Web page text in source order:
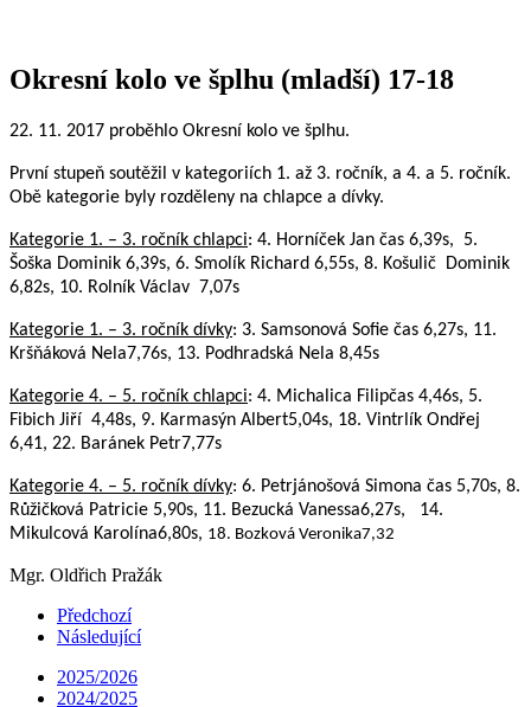
Okresní kolo ve šplhu (mladší) 17-18
22. 11. 2017 proběhlo Okresní kolo ve šplhu.
První stupeň soutěžil v kategoriích 1. až 3. ročník, a 4. a 5. ročník.
Obě kategorie byly rozděleny na chlapce a dívky.
Kategorie 1. – 3. ročník chlapci: 4. Horníček Jan čas 6,39s, 5.
Šoška Dominik 6,39s, 6. Smolík Richard 6,55s, 8. Košulič Dominik
6,82s, 10. Rolník Václav 7,07s
Kategorie 1. – 3. ročník dívky: 3. Samsonová Sofie čas 6,27s, 11.
Kršňáková Nela7,76s, 13. Podhradská Nela 8,45s
Kategorie 4. – 5. ročník chlapci: 4. Michalica Filipčas 4,46s, 5.
Fibich Jiří 4,48s, 9. Karmasýn Albert5,04s, 18. Vintrlík Ondřej
6,41, 22. Baránek Petr7,77s
Kategorie 4. – 5. ročník dívky: 6. Petrjánošová Simona čas 5,70s, 8.
Růžičková Patricie 5,90s, 11. Bezucká Vanessa6,27s,
14.
Mikulcová Karolína6,80s, 18. Bozková Veronika7,32
Mgr. Oldřich Pražák
Předchozí
Následující
2025/2026
2024/2025